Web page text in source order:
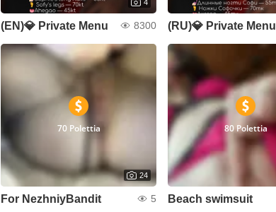
4
(EN)💎 Private Menu 8300 (RU)💎 Private Menu
70 Polettia
24
For NezhniyBandit 5
80 Polettia
Beach swimsuit